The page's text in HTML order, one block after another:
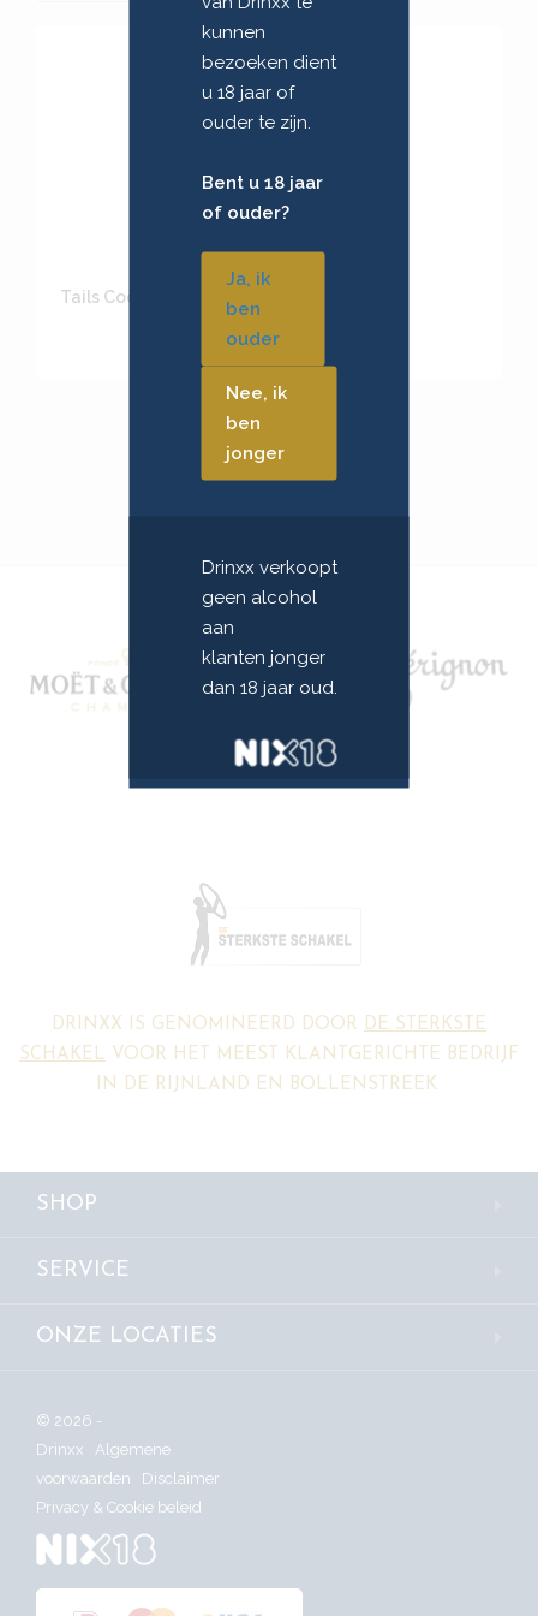
kunnen
bezoeken dient
u 18 jaar of
ouder te zijn.
Bent u 18 jaar
of ouder?
Ja, ik
ben
ouder
Nee, ik
ben
jonger
Drinxx verkoopt
geen alcohol
aan
klanten jonger
dan 18 jaar oud.
Tails Cocktails Margarita Ltr
DRINXX IS GENOMINEERD DOOR DE STERKSTE
SCHAKEL VOOR HET MEEST KLANTGERICHTE BEDRIJF
IN DE RIJNLAND EN BOLLENSTREEK
SHOP
SERVICE
ONZE LOCATIES
© 2026 -
Drinxx
Algemene
voorwaarden
Disclaimer
Privacy & Cookie beleid